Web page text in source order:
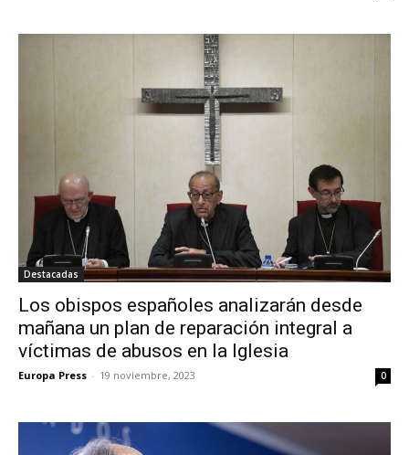
Destacadas
Los obispos españoles analizarán desde
mañana un plan de reparación integral a
víctimas de abusos en la Iglesia
Europa Press - 19 noviembre, 2023 0